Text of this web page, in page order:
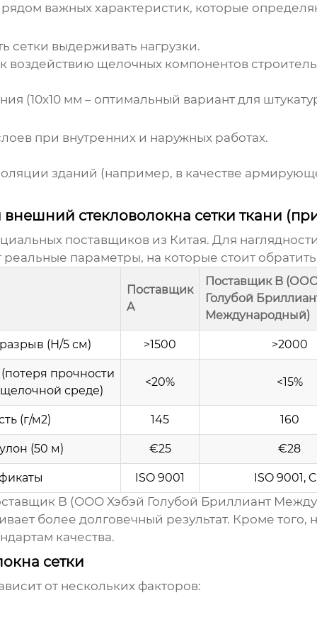
рядом важных характеристик, которые
сетки выдерживать нагрузки.
воздействию щелочных компонентов
(10x10 мм – оптимальный вариант для
при внутренних и наружных работах.
зданий (например, в качестве
стекловолокна сетки ткани
поставщиков из Китая. Для
параметры, на которые стоит
Поставщик
A
Поставщик B
Голубой
Международный)
(Н/5 см) >1500 >2000
прочности
среде)
<20% <15%
(г/м2) 145 160
(50 м) €25 €28
ISO 9001 ISO 9001,
B (ООО Хэбэй Голубой Бриллиант
более долговечный результат. Кроме того,
качества.
сетки
от нескольких факторов: